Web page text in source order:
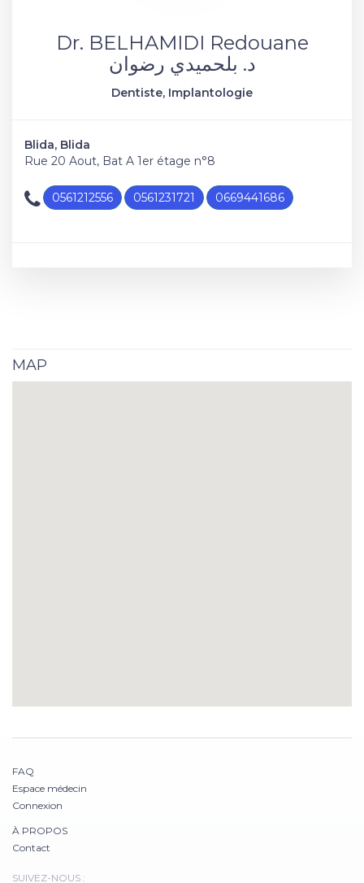
Dr. BELHAMIDI Redouane
د. بلحميدي رضوان
Dentiste, Implantologie
Blida, Blida
Rue 20 Aout, Bat A 1er étage n°8
0561212556 0561231721 0669441686
MAP
FAQ
Espace médecin
Connexion
À PROPOS
Contact
SUIVEZ-NOUS :